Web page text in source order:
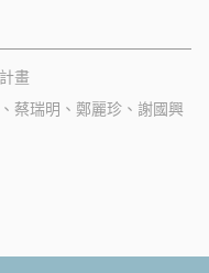
畫
蔡瑞明、鄭麗珍、謝國興